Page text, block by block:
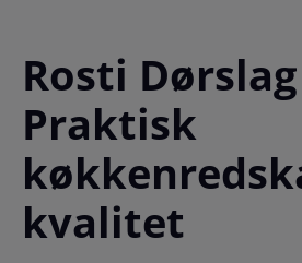
Rosti Dørslag
Praktisk
kvalitet